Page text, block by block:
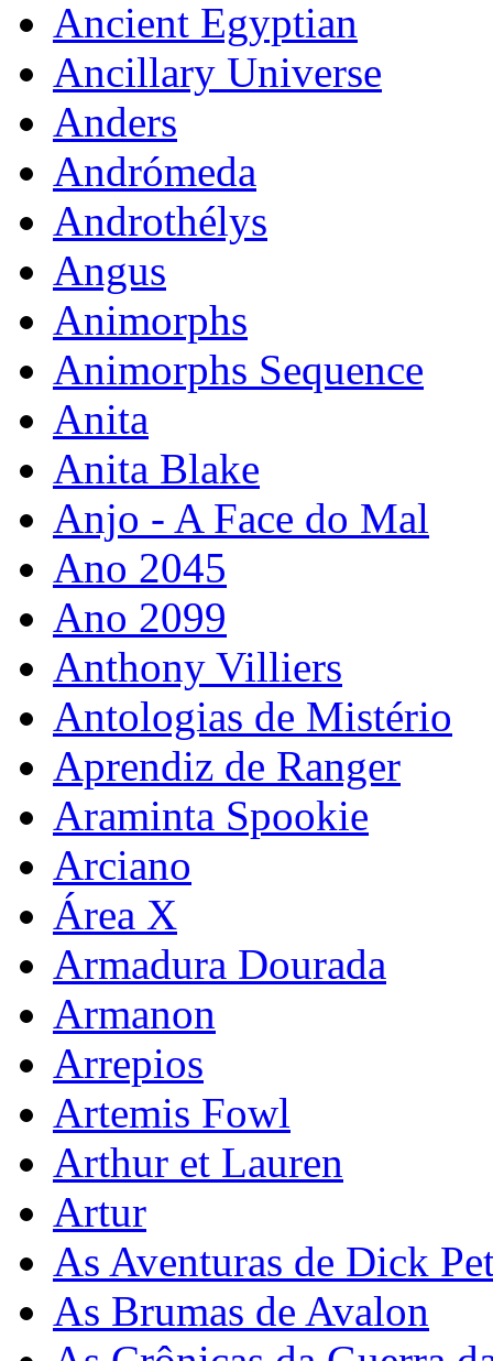
Ancient Egyptian
Ancillary Universe
Anders
Andrómeda
Androthélys
Angus
Animorphs
Animorphs Sequence
Anita
Anita Blake
Anjo - A Face do Mal
Ano 2045
Ano 2099
Anthony Villiers
Antologias de Mistério
Aprendiz de Ranger
Araminta Spookie
Arciano
Área X
Armadura Dourada
Armanon
Arrepios
Artemis Fowl
Arthur et Lauren
Artur
As Aventuras de Dick
As Brumas de Avalon